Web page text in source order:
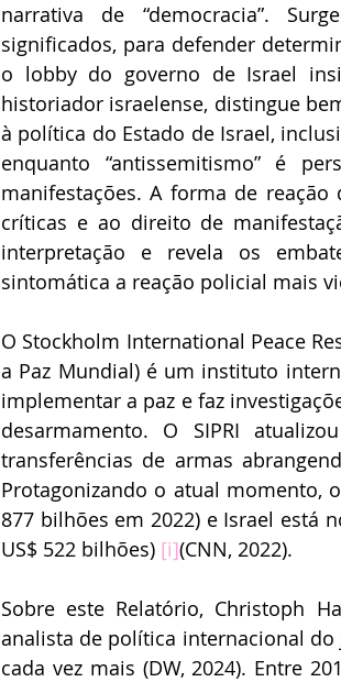
narrativa de “democracia”.
significados, para defender
o lobby do governo de Israel
historiador israelense, distingue
à política do Estado de Israel,
enquanto “antissemitismo” é
manifestações. A forma de
críticas e ao direito de
interpretação e revela os
sintomática a reação policial mais
O Stockholm International Peace
a Paz Mundial) é um instituto
implementar a paz e faz
desarmamento. O SIPRI
transferências de armas
Protagonizando o atual momento,
877 bilhões em 2022) e Israel está
US$ 522 bilhões) [i](CNN, 2022).
Sobre este Relatório, Christoph
analista de política internacional do
cada vez mais (DW, 2024). Entre